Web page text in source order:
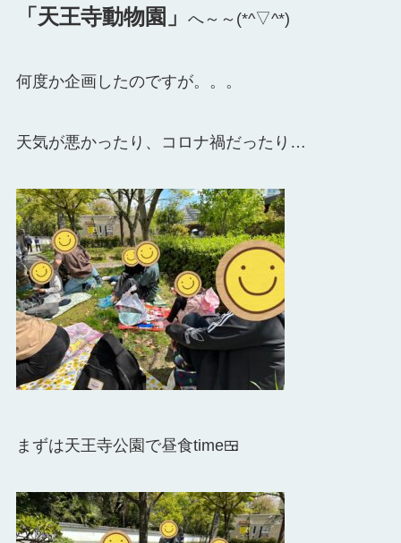
「天王寺動物園」 へ～～(*^▽^*)
何度か企画したのですが。。。
天気が悪かったり、コロナ禍だったり…
まずは天王寺公園で昼食time🍱